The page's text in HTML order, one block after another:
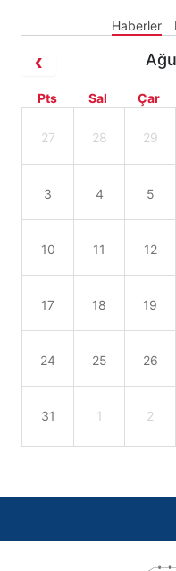
Haberler
Pts Sal Çar
27 28 29
3 4 5
10 11 12
17 18 19
24 25 26
31 1 2